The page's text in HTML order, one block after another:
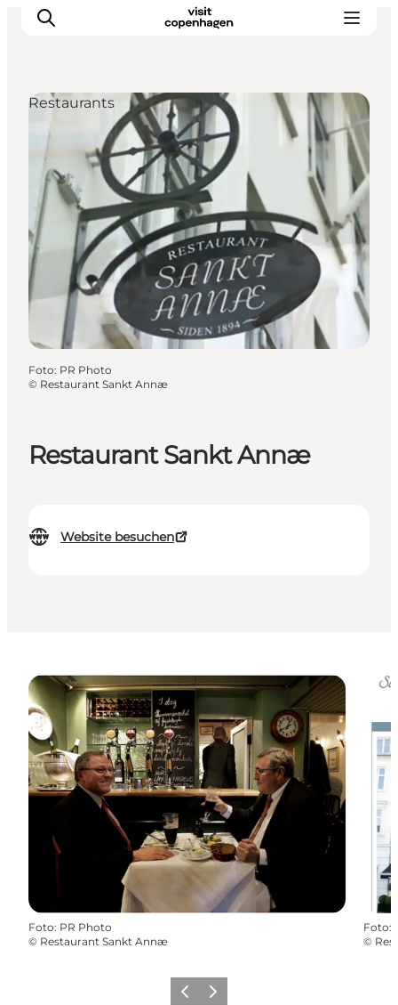
Aktivitäten
Essen und Trinken
Planen
Restaurant Sankt Annæ
Website besuchen
Restaurants
Foto: PR Photo
© Restaurant Sankt Annæ
Foto: PR Photo
© Restaurant Sankt Annæ
Foto:
©
ZurückWeiter